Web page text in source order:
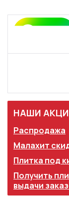
НАШИ
Распродажа
Малахит
Плитка под
Получить
выдачи